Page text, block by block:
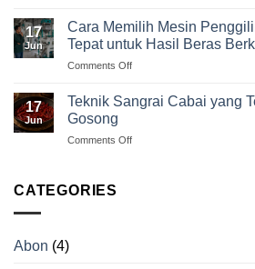
Persiapan
hingga
Jual
Kelapa
Mentah!
Ini
Usaha
17
Jun
Cara Memilih Mesin
Tepat untuk Hasil Beras
Comments Offon
Memilih
Mesin
Padi
17
Jun
Teknik Sangrai Cabai yang
Gosong
Comments Offon
CATEGORIES
Abon (4)